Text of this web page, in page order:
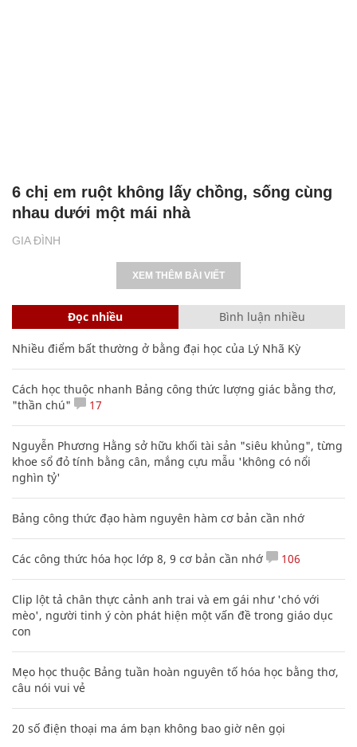
GIA ĐÌNH
6 chị em ruột không lấy chồng, sống cùng
nhau dưới một mái nhà
XEM THÊM BÀI VIẾT
Đọc nhiều Bình luận nhiều
Nhiều điểm bất thường ở bằng đại học của Lý Nhã Kỳ
Cách học thuộc nhanh Bảng công thức lượng giác bằng thơ,
"thần chú"
17
Nguyễn Phương Hằng sở hữu khối tài sản "siêu khủng", từng
khoe sổ đỏ tính bằng cân, mắng cựu mẫu 'không có nổi
nghìn tỷ'
Bảng công thức đạo hàm nguyên hàm cơ bản cần nhớ
Các công thức hóa học lớp 8, 9 cơ bản cần nhớ 106
Clip lột tả chân thực cảnh anh trai và em gái như 'chó với
mèo', người tinh ý còn phát hiện một vấn đề trong giáo dục
con
Mẹo học thuộc Bảng tuần hoàn nguyên tố hóa học bằng thơ,
câu nói vui vẻ
20 số điện thoại ma ám bạn không bao giờ nên gọi